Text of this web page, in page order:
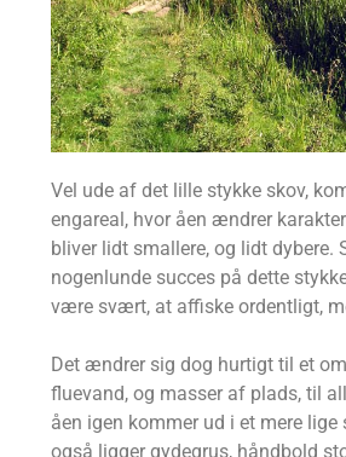
Vel ude af det lille stykke skov,
engareal, hvor åen ændrer
bliver lidt smallere, og lidt dybere.
nogenlunde succes på dette
være svært, at affiske ordentligt,
Det ændrer sig dog hurtigt til et
fluevand, og masser af plads, til
åen igen kommer ud i et mere lige
også ligger gydegrus, håndbold